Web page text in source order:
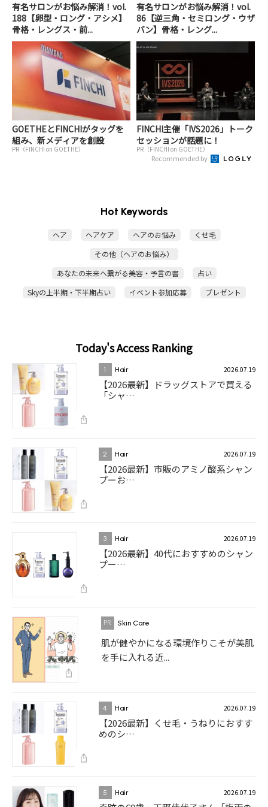
有名サロンがお悩み解消！vol.
188【卵型・ロング・アシメ】
骨格・レングス・前...
有名サロンがお悩み解消！vol.
86【逆三角・セミロング・ウザ
バン】骨格・レング...
GOETHEとFINCHIがタッグを
組み、新メディアを創設
PR（FINCHI on GOETHE）
FINCHI主催「IVS2026」トーク
セッションが話題に！
PR（FINCHI on GOETHE）
Recommended by
Hot Keywords
ヘア ヘアケア ヘアのお悩み
くせ毛
その他（ヘアのお悩み）
あなたの未来へ繋がる美容・予言の書
占い
Skyの上半期・下半期占い
イベント参加応募 プレゼント
Today's Access Ranking
1 Hair 2026.07.19
【2026最新】ドラッグストアで買える
「シャ…
2 Hair 2026.07.19
【2026最新】市販のアミノ酸系シャン
プーお…
3 Hair 2026.07.19
【2026最新】40代におすすめのシャン
プー…
Skin Care
肌が健やかになる環境作りこそが美肌
を手に入れる近...
4 Hair 2026.07.19
【2026最新】くせ毛・うねりにおすす
めのシ…
5 Hair 2026.07.19